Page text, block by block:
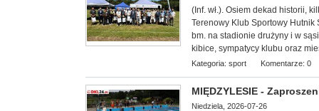
(Inf. wł.). Osiem dekad historii,
Terenowy Klub Sportowy Hutnik
bm. na stadionie drużyny i w
kibice, sympatycy klubu oraz
Kategoria: sport Komentarze: 0
MIĘDZYLESIE -
Niedziela, 2026-07-26